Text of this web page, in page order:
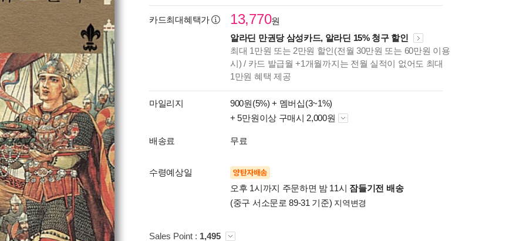
카드최대혜택가 13,770원
알라딘 만권당 삼성카드, 알라딘 15% 청구 할인
최대 1만원 또는 2만원 할인(전월 30만원 또는 60만원 이용
시) / 카드 발급월 +1개월까지는 전월 실적이 없어도 최대
1만원 혜택 제공
마일리지 900원(5%) + 멤버십(3~1%)
+ 5만원이상 구매시 2,000원
배송료 무료
수령예상일 양탄자배송
오후 1시까지 주문하면 밤 11시 잠들기전 배송
(중구 서소문로 89-31 기준) 지역변경
Sales Point : 1,495